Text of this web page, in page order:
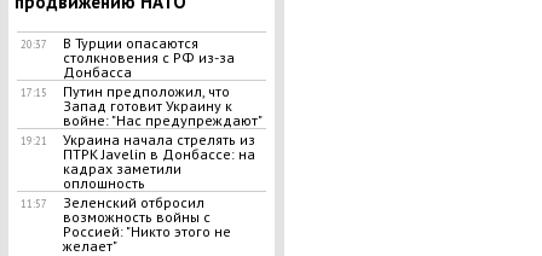
20:37
В Турции опасаются
столкновения с РФ из-за
Донбасса
17:15
Путин предположил, что
Запад готовит Украину к
войне: "Нас предупреждают"
19:21
Украина начала стрелять из
ПТРК Javelin в Донбассе: на
кадрах заметили
оплошность
11:57
Зеленский отбросил
возможность войны с
Россией: "Никто этого не
желает"